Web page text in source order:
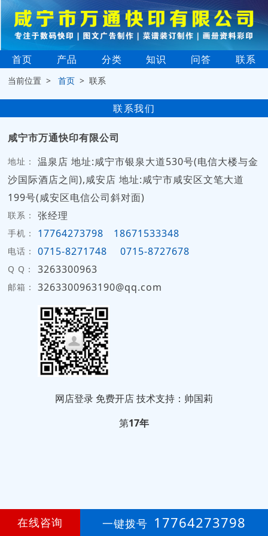
首页 产品 分类 知识 问答 联系
当前位置 >首页 > 联系
联系我们
咸宁市万通快印有限公司
地址：
温泉店 地址:咸宁市银泉大道530号(电信大楼与金
沙国际酒店之间),咸安店 地址:咸宁市咸安区文笔大道
199号(咸安区电信公司斜对面)
联系： 张经理
手机： 17764273798 18671533348
电话： 0715-8271748 0715-8727678
Q Q： 3263300963
邮箱： 3263300963190@qq.com
网店登录 免费开店技术支持：帅国莉
第17年
在线咨询 一键拨号 17764273798